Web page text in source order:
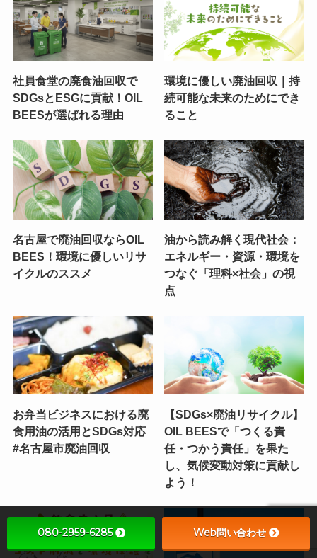
社員食堂の廃食油回収で
SDGsとESGに貢献！OIL
BEESが選ばれる理由
環境に優しい廃油回収｜持
続可能な未来のためにでき
ること
名古屋で廃油回収ならOIL
BEES！環境に優しいリサ
イクルのススメ
油から読み解く現代社会：
エネルギー・資源・環境を
つなぐ「理科×社会」の視
点
お弁当ビジネスにおける廃
食用油の活用とSDGs対応
#名古屋市廃油回収
【SDGs×廃油リサイクル】
OIL BEESで「つくる責
任・つかう責任」を果た
し、気候変動対策に貢献し
よう！
080-2959-6285 Web問い合わせ